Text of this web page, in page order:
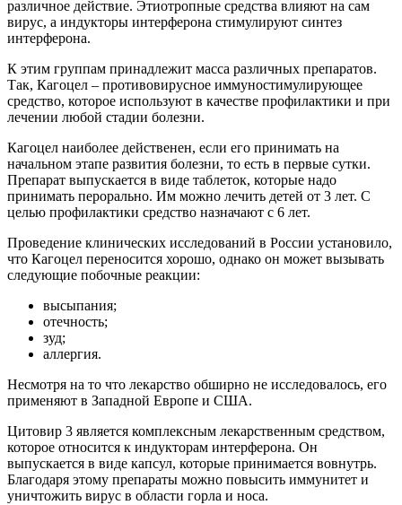
различное действие. Этиотропные средства влияют на сам
вирус, а индукторы интерферона стимулируют синтез
интерферона.
К этим группам принадлежит масса различных препаратов.
Так, Кагоцел – противовирусное иммуностимулирующее
средство, которое используют в качестве профилактики и при
лечении любой стадии болезни.
Кагоцел наиболее действенен, если его принимать на
начальном этапе развития болезни, то есть в первые сутки.
Препарат выпускается в виде таблеток, которые надо
принимать перорально. Им можно лечить детей от 3 лет. С
целью профилактики средство назначают с 6 лет.
Проведение клинических исследований в России установило,
что Кагоцел переносится хорошо, однако он может вызывать
следующие побочные реакции:
высыпания;
отечность;
зуд;
аллергия.
Несмотря на то что лекарство обширно не исследовалось, его
применяют в Западной Европе и США.
Цитовир 3 является комплексным лекарственным средством,
которое относится к индукторам интерферона. Он
выпускается в виде капсул, которые принимается вовнутрь.
Благодаря этому препараты можно повысить иммунитет и
уничтожить вирус в области горла и носа.